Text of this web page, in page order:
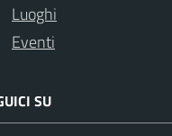
Luoghi
Eventi
SU